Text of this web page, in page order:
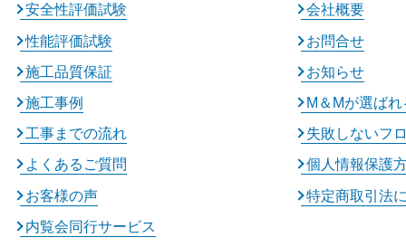
安全性評価試験
性能評価試験
施工品質保証
施工事例
工事までの流れ
よくあるご質問
お客様の声
内覧会同行サービス
会社概要
お問合せ
お知らせ
M＆Mが選ば
失敗しないフ
個人情報保護
特定商取引法